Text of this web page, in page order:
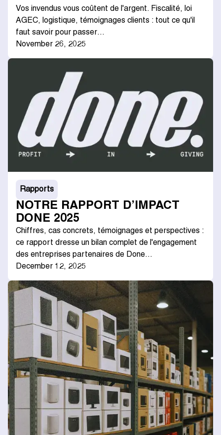
Vos invendus vous coûtent de l'argent. Fiscalité, loi
AGEC, logistique, témoignages clients : tout ce qu'il
faut savoir pour passer…
November 26, 2025
Rapports
NOTRE RAPPORT D’IMPACT
DONE 2025
Chiffres, cas concrets, témoignages et perspectives :
ce rapport dresse un bilan complet de l'engagement
des entreprises partenaires de Done…
December 12, 2025